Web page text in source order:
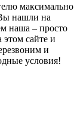
максимально
нашли на
наша – просто
сайте и
и
условия!